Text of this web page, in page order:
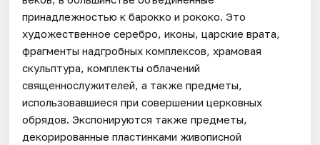
принадлежностью к барокко и рококо. Это
художественное серебро, иконы, царские врата,
фрагменты надгробных комплексов, храмовая
скульптура, комплекты облачений
священнослужителей, а также предметы,
использовавшиеся при совершении церковных
обрядов. Экспонируются также предметы,
декорированные пластинками живописной